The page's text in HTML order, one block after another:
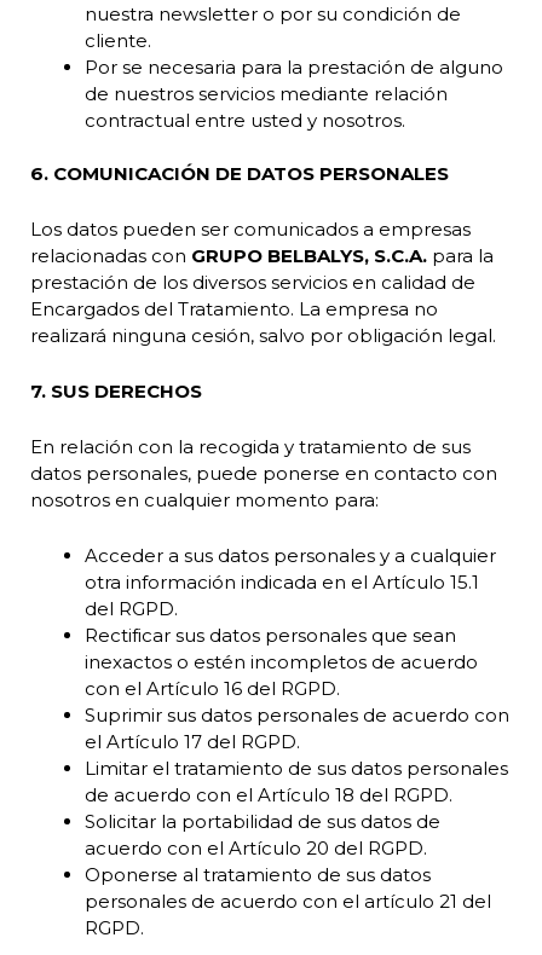
nuestra newsletter o por su condición de
cliente.
Por se necesaria para la prestación de alguno
de nuestros servicios mediante relación
contractual entre usted y nosotros.
6. COMUNICACIÓN DE DATOS PERSONALES
Los datos pueden ser comunicados a empresas
relacionadas con GRUPO BELBALYS, S.C.A. para la
prestación de los diversos servicios en calidad de
Encargados del Tratamiento. La empresa no
realizará ninguna cesión, salvo por obligación legal.
7. SUS DERECHOS
En relación con la recogida y tratamiento de sus
datos personales, puede ponerse en contacto con
nosotros en cualquier momento para:
Acceder a sus datos personales y a cualquier
otra información indicada en el Artículo 15.1
del RGPD.
Rectificar sus datos personales que sean
inexactos o estén incompletos de acuerdo
con el Artículo 16 del RGPD.
Suprimir sus datos personales de acuerdo con
el Artículo 17 del RGPD.
Limitar el tratamiento de sus datos personales
de acuerdo con el Artículo 18 del RGPD.
Solicitar la portabilidad de sus datos de
acuerdo con el Artículo 20 del RGPD.
Oponerse al tratamiento de sus datos
personales de acuerdo con el artículo 21 del
RGPD.